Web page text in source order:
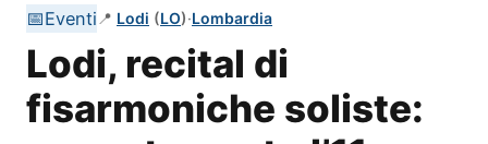
📅Eventi 📍 Lodi (LO)·Lombardia
Lodi, recital di
fisarmoniche soliste: